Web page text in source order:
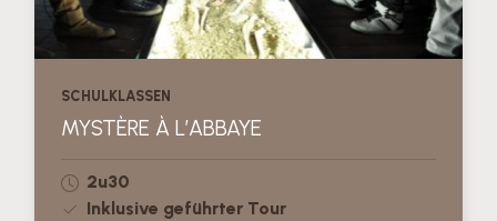
SCHULKLASSEN
MYSTÈRE À L’ABBAYE
2u30
Inklusive geführter Tour